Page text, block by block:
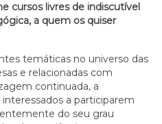
cursos livres de indiscutível
a quem os quiser
temáticas no universo das
e relacionadas com
continuada, a
a participarem
do seu grau